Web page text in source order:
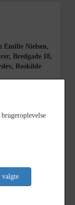
Emilie Nielsen,
Bredgade 18,
Roskilde
valgte